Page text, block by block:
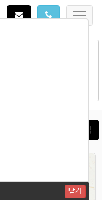
매물검색
닫기
닫기